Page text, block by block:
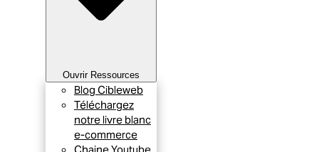
Ouvrir Ressources
Blog Cibleweb
Téléchargez
notre livre blanc
e-commerce